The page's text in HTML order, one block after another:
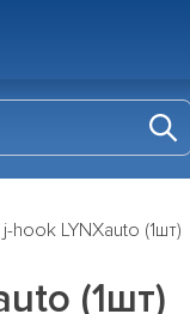
hook LYNXauto (1шт)
(1шт)